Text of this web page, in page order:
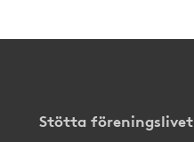
Stötta föreningslivet